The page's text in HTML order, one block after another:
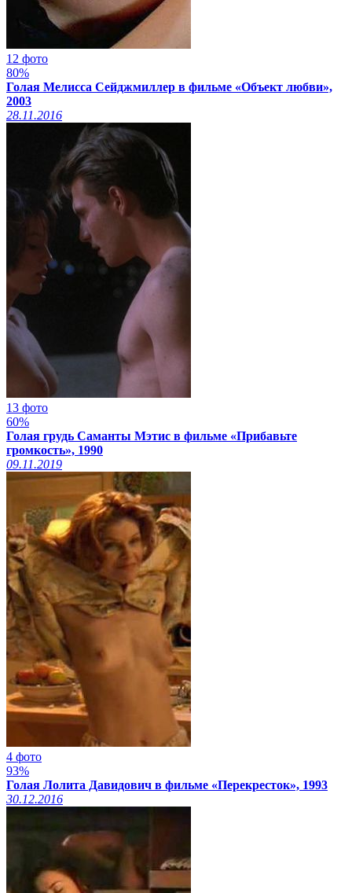
12 фото
80%
Голая Мелисса Сейджмиллер в фильме «Объект любви»,
2003
28.11.2016
13 фото
60%
Голая грудь Саманты Мэтис в фильме «Прибавьте
громкость», 1990
09.11.2019
4 фото
93%
Голая Лолита Давидович в фильме «Перекресток», 1993
30.12.2016